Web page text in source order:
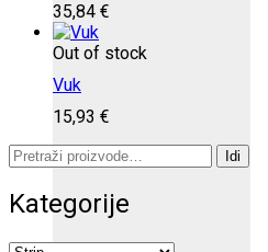
35,84 €
Out of stock
Vuk
15,93 €
Pretraži:
Idi
Kategorije